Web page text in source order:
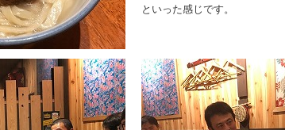
といった感じです。